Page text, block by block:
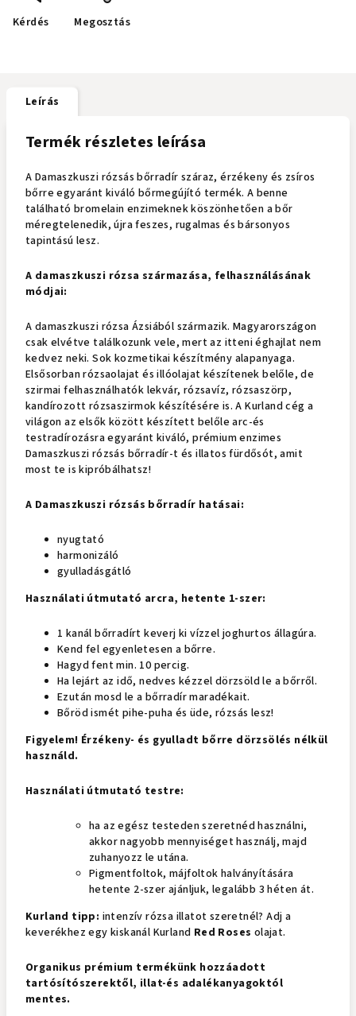
Kérdés Megosztás
Leírás
Termék részletes leírása
A Damaszkuszi rózsás bőrradír száraz, érzékeny és zsíros
bőrre egyaránt kiváló bőrmegújító termék. A benne
található bromelain enzimeknek köszönhetően a bőr
méregtelenedik, újra feszes, rugalmas és bársonyos
tapintású lesz.
A damaszkuszi rózsa származása, felhasználásának
módjai:
A damaszkuszi rózsa Ázsiából származik. Magyarországon
csak elvétve találkozunk vele, mert az itteni éghajlat nem
kedvez neki. Sok kozmetikai készítmény alapanyaga.
Elsősorban rózsaolajat és illóolajat készítenek belőle, de
szirmai felhasználhatók lekvár, rózsavíz, rózsaszörp,
kandírozott rózsaszirmok készítésére is. A Kurland cég a
világon az elsők között készített belőle arc-és
testradírozásra egyaránt kiváló, prémium enzimes
Damaszkuszi rózsás bőrradír-t és illatos fürdősót, amit
most te is kipróbálhatsz!
A Damaszkuszi rózsás bőrradír hatásai:
nyugtató
harmonizáló
gyulladásgátló
Használati útmutató arcra, hetente 1-szer:
1 kanál bőrradírt keverj ki vízzel joghurtos állagúra.
Kend fel egyenletesen a bőrre.
Hagyd fent min. 10 percig.
Ha lejárt az idő, nedves kézzel dörzsöld le a bőrről.
Ezután mosd le a bőrradír maradékait.
Bőröd ismét pihe-puha és üde, rózsás lesz!
Figyelem! Érzékeny- és gyulladt bőrre dörzsölés nélkül
használd.
Használati útmutató testre:
ha az egész testeden szeretnéd használni,
akkor nagyobb mennyiséget használj, majd
zuhanyozz le utána.
Pigmentfoltok, májfoltok halványítására
hetente 2-szer ajánljuk, legalább 3 héten át.
Kurland tipp: intenzív rózsa illatot szeretnél? Adj a
keverékhez egy kiskanál Kurland Red Roses olajat.
Organikus prémium termékünk hozzáadott
tartósítószerektől, illat-és adalékanyagoktól
mentes.